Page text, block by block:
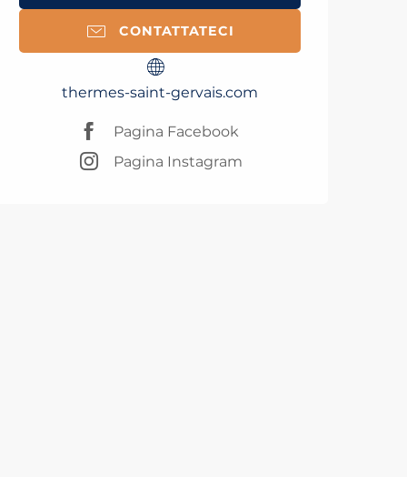
CONTATTATECI
thermes-saint-gervais.com
Pagina Facebook
Pagina Instagram